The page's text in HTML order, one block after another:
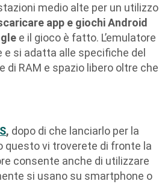
medio alte per un utilizzo
app e giochi Android
e il gioco è fatto. L’emulatore
si adatta alle specifiche del
RAM e spazio libero oltre che
, dopo di che lanciarlo per la
questo vi troverete di fronte la
consente anche di utilizzare
si usano su smartphone o